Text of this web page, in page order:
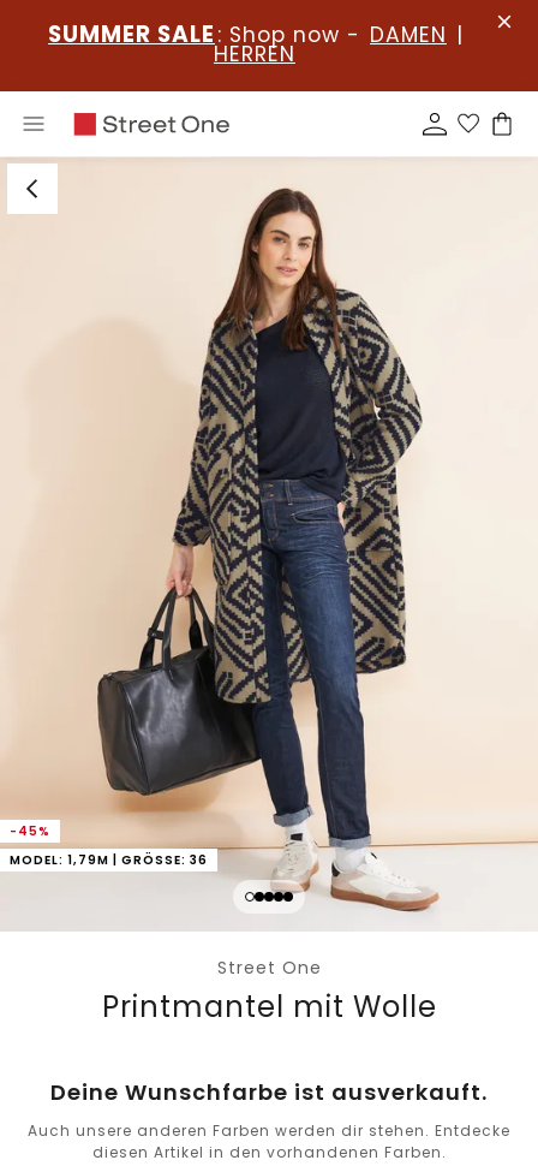
SUMMER SALE : Shop now - DAMEN |
HERREN
-45%
MODEL: 1,79M | GRÖSSE: 36
Street One
Printmantel mit Wolle
Deine Wunschfarbe ist ausverkauft.
Auch unsere anderen Farben werden dir stehen. Entdecke
diesen Artikel in den vorhandenen Farben.